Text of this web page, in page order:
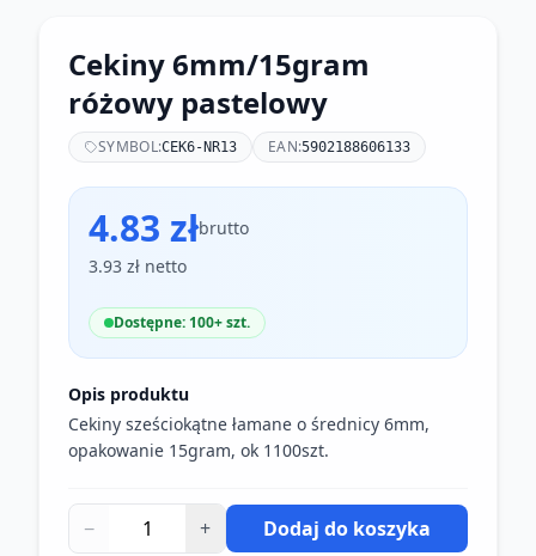
Cekiny 6mm/15gram
różowy pastelowy
SYMBOL:CEK6-NR13 EAN:5902188606133
4.83 złbrutto
3.93 zł netto
Dostępne: 100+ szt.
Opis produktu
Cekiny sześciokątne łamane o średnicy 6mm,
opakowanie 15gram, ok 1100szt.
− + Dodaj do koszyka